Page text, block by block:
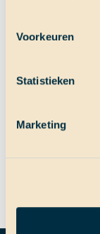
Voorkeuren
Statistieken
Marketing